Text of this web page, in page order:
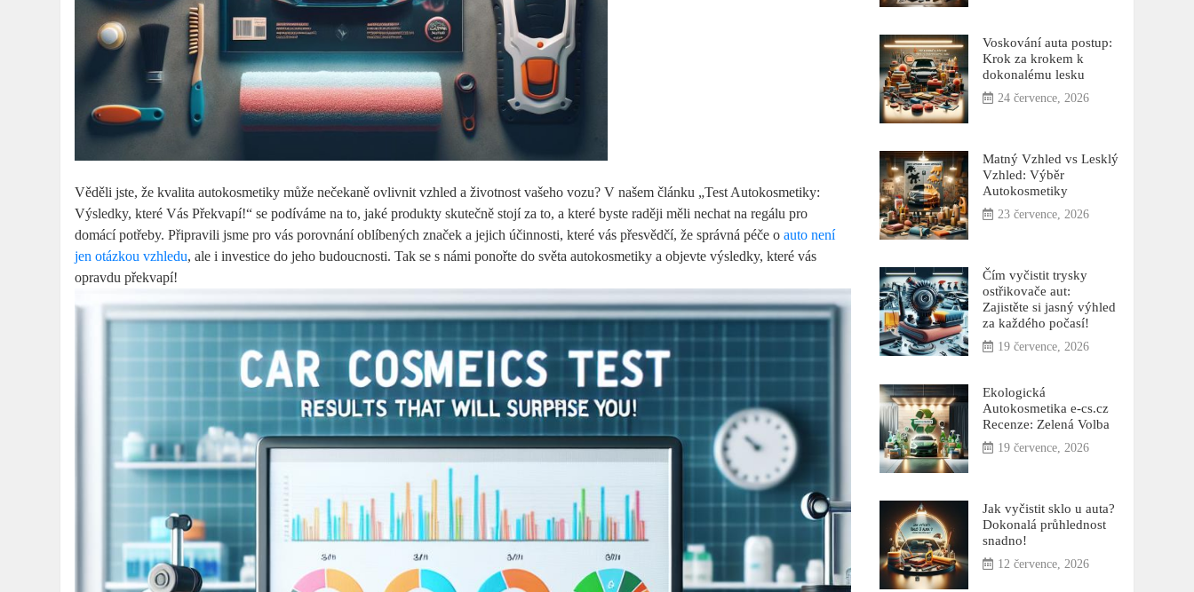
Věděli jste, že kvalita autokosmetiky může nečekaně ovlivnit vzhled a životnost vašeho vozu? V našem článku „Test Autokosmetiky:
Výsledky, které Vás Překvapí!“ se podíváme na to, jaké produkty skutečně stojí za to, a které byste raději měli nechat na regálu pro
domácí potřeby. Připravili jsme pro vás porovnání oblíbených značek a jejich účinnosti, které vás přesvědčí, že správná péče oauto není
jen otázkou vzhledu, ale i investice do jeho budoucnosti. Tak se s námi ponořte do světa autokosmetiky a objevte výsledky, které vás
opravdu překvapí!
Voskování auta postup:
Krok za krokem k
dokonalému lesku
24 července, 2026
Matný Vzhled vs Lesklý
Vzhled: Výběr
Autokosmetiky
23 července, 2026
Čím vyčistit trysky
ostřikovače aut:
Zajistěte si jasný výhled
za každého počasí!
19 července, 2026
Ekologická
Autokosmetika e-cs.cz
Recenze: Zelená Volba
19 července, 2026
Jak vyčistit sklo u auta?
Dokonalá průhlednost
snadno!
12 července, 2026